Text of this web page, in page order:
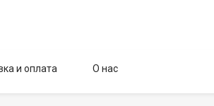
и оплата О нас